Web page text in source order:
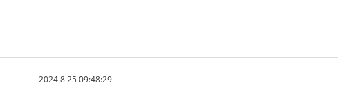
2024 8 25 09:48:29